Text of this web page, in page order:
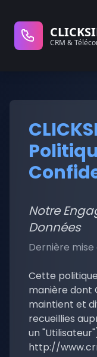
CRM &
Notre
Données
Dernière mise
Cette
manière dont
maintient et
recueillies
un
http://